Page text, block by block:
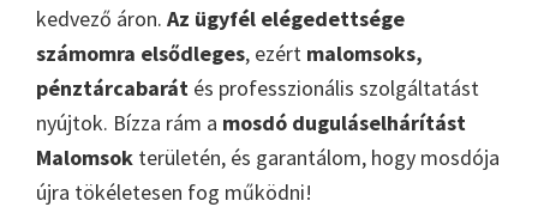
kedvező áron. Az ügyfél elégedettsége
számomra elsődleges, ezért malomsoks,
pénztárcabarát és professzionális szolgáltatást
nyújtok. Bízza rám a mosdó duguláselhárítást
Malomsok területén, és garantálom, hogy mosdója
újra tökéletesen fog működni!